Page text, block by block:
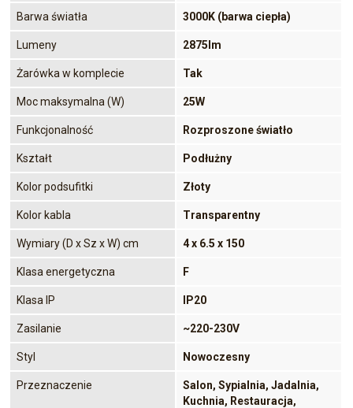
Barwa światła 3000K (barwa ciepła)
Lumeny 2875lm
Żarówka w komplecie Tak
Moc maksymalna (W) 25W
Funkcjonalność Rozproszone światło
Kształt Podłużny
Kolor podsufitki Złoty
Kolor kabla Transparentny
Wymiary (D x Sz x W) cm 4 x 6.5 x 150
Klasa energetyczna F
Klasa IP IP20
Zasilanie ~220-230V
Styl Nowoczesny
Przeznaczenie
Salon, Sypialnia, Jadalnia,
Kuchnia, Restauracja,